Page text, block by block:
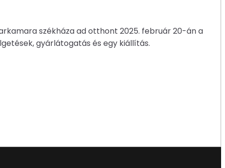
székháza ad otthont 2025. február 20-án a
gyárlátogatás és egy kiállítás.